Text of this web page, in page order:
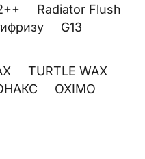
Radiator Flush
G13
TURTLE WAX
OXIMO